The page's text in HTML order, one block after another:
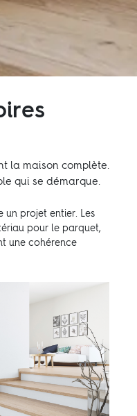
Linkedin
la maison complète.
qui se démarque.
un projet entier. Les
pour le parquet,
une cohérence